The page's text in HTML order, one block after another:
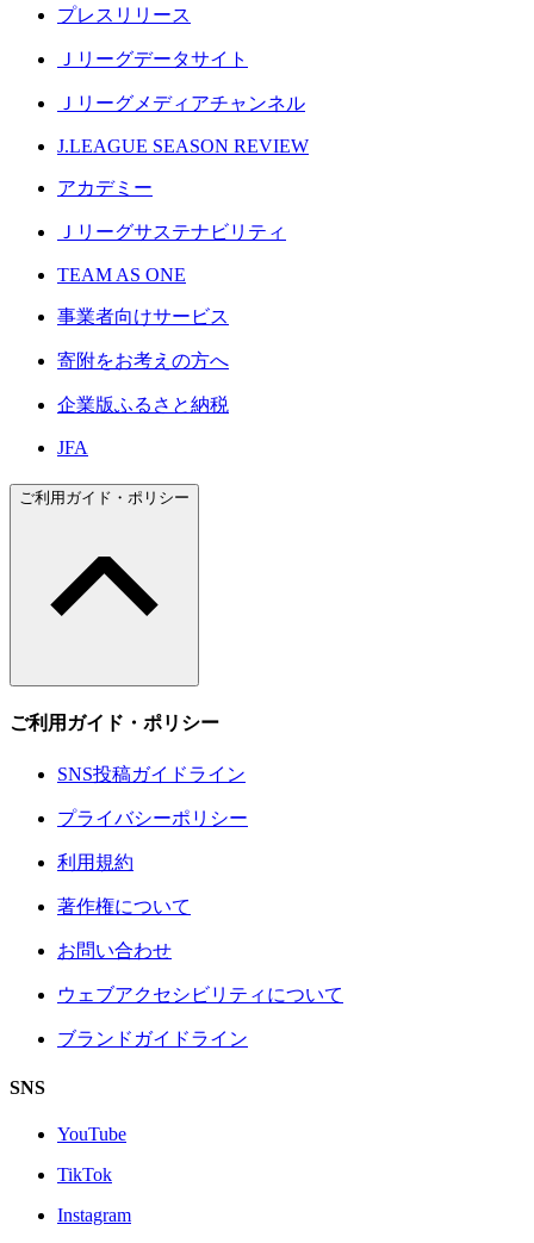
プレスリリース
Ｊリーグデータサイト
Ｊリーグメディアチャンネル
J.LEAGUE SEASON REVIEW
アカデミー
Ｊリーグサステナビリティ
TEAM AS ONE
事業者向けサービス
寄附をお考えの方へ
企業版ふるさと納税
JFA
ご利用ガイド・ポリシー
ご利用ガイド・ポリシー
SNS投稿ガイドライン
プライバシーポリシー
利用規約
著作権について
お問い合わせ
ウェブアクセシビリティについて
ブランドガイドライン
SNS
YouTube
TikTok
Instagram